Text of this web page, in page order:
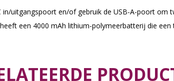
uitgangspoort en/of gebruik de USB-A-poort om
een 4000 mAh lithium-polymeerbatterij die